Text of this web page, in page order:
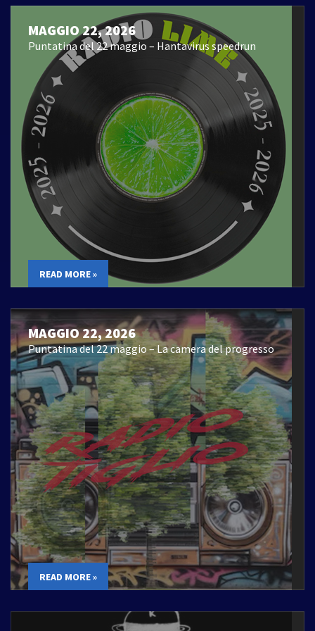
MAGGIO 22, 2026
Puntatina del 22 maggio – Hantavirus speedrun
READ MORE »
MAGGIO 22, 2026
Puntatina del 22 maggio – La camera del progresso
READ MORE »